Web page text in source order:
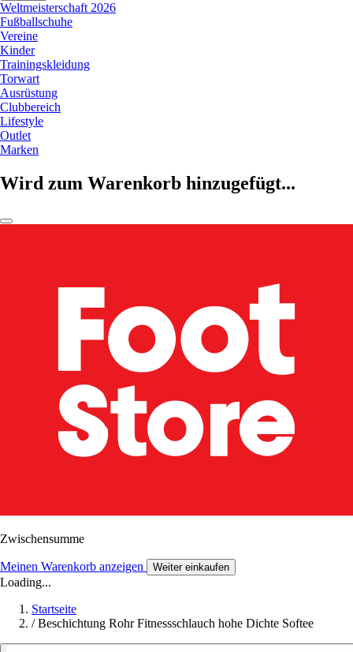
Weltmeisterschaft 2026
Fußballschuhe
Vereine
Kinder
Trainingskleidung
Torwart
Ausrüstung
Clubbereich
Lifestyle
Outlet
Marken
Wird zum Warenkorb hinzugefügt...
Zwischensumme
Meinen Warenkorb anzeigen Weiter einkaufen
Loading...
Startseite
/ Beschichtung Rohr Fitnessschlauch hohe Dichte Softee